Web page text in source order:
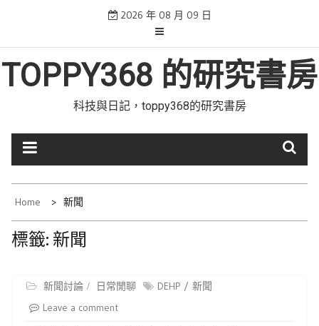
2026 年 08 月 09 日
TOPPY368 的研究書房
科技與日記，toppy368的研究書房
Home 新聞
標籤: 新聞
新聞討論 日常閒聊 DEHP
新聞
Leave a comment